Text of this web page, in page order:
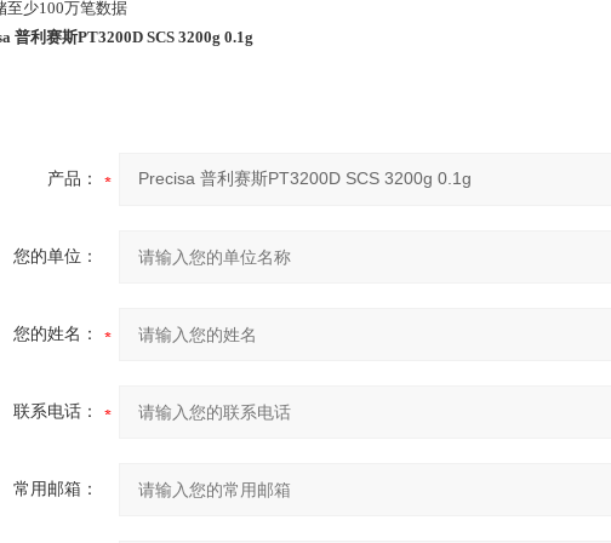
至少100万笔数据
普利赛斯PT3200D SCS 3200g 0.1g
产品：
您的单位：
您的姓名：
联系电话：
常用邮箱：